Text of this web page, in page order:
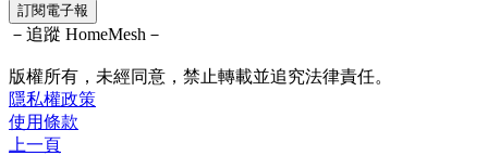
訂閱電子報
－追蹤 HomeMesh－
版權所有，未經同意，禁止轉載並追究法律責任。
隱私權政策
使用條款
上一頁